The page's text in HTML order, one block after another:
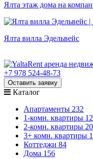
Ялта этаж дома на
Ялта вилла Эдельвейс
+7 978 524-48-73
Оставить заявку
Каталог
Апартаменты 232
1-комн. квартиры
2-комн. квартиры
3+ комн. квартиры
Коттеджи 84
Дома 156